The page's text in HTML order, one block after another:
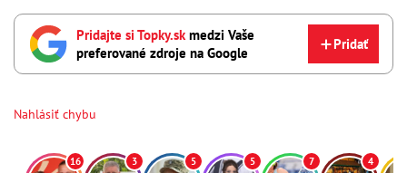
Pridajte si Topky.sk medzi Vaše
preferované zdroje na Google
Pridať
Nahlásiť chybu
16 3 5 5 7 4